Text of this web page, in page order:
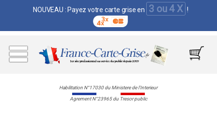
NOUVEAU : Payez votre carte grise en 3 ou 4 X !
Habilitation N°17030 du Ministere de l'Interieur
Agrement N°23965 du Tresor public